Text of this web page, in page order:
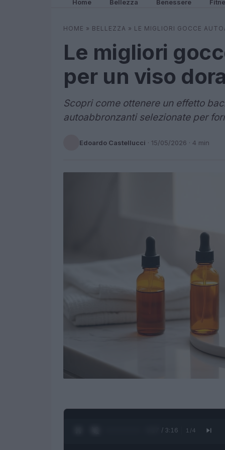
Home Bellezza Benessere
HOME » BELLEZZA » LE MIGLIORI GOCCE
Le migliori
per un viso
Scopri come ottenere un effetto
autoabbronzanti selezionate per
Edoardo Castellucci · 15/05/2026 · 4 min
0:28 / 3:16 1 /4